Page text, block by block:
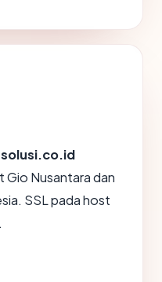
Gio Nusantara dan
SSL pada host